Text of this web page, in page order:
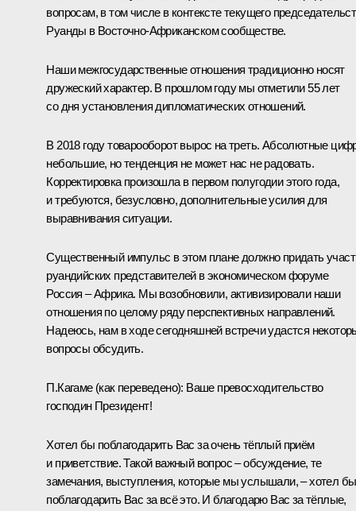
вопросам, в том числе в контексте текущего
Руанды в Восточно-Африканском сообществе.
Наши межгосударственные отношения традиционно носят
дружеский характер. В прошлом году мы отметили 55 лет
со дня установления дипломатических отношений.
В 2018 году товарооборот вырос на треть. Абсолютные
небольшие, но тенденция не может нас не радовать.
Корректировка произошла в первом полугодии этого года,
и требуются, безусловно, дополнительные усилия для
выравнивания ситуации.
Существенный импульс в этом плане должно придать
руандийских представителей в экономическом форуме
Россия – Африка. Мы возобновили, активизировали наши
отношения по целому ряду перспективных направлений.
Надеюсь, нам в ходе сегодняшней встречи удастся
вопросы обсудить.
П.Кагаме (как переведено): Ваше превосходительство
господин Президент!
Хотел бы поблагодарить Вас за очень тёплый приём
и приветствие. Такой важный вопрос – обсуждение, те
замечания, выступления, которые мы услышали, – хотел бы
поблагодарить Вас за всё это. И благодарю Вас за тёплые,